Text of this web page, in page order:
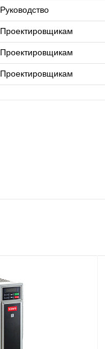
Руководство
Проектировщикам
Проектировщикам
Проектировщикам